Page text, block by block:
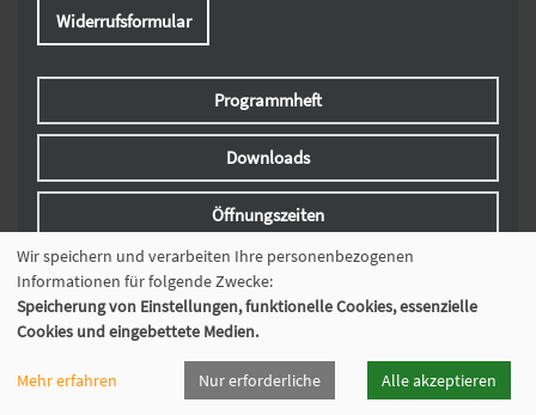
Widerrufsformular
Programmheft
Downloads
Öffnungszeiten
Cookie Einstellungen
© 2026 Kubus Software GmbH
Wir speichern und verarbeiten Ihre personenbezogenen
Informationen für folgende Zwecke:
Speicherung von Einstellungen, funktionelle Cookies, essenzielle
Cookies und eingebettete Medien.
Mehr erfahren Nur erforderliche Alle akzeptieren